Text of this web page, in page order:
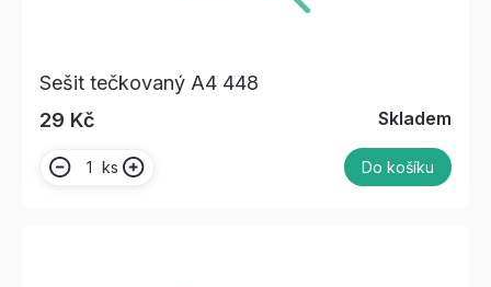
Sešit tečkovaný A4 448
29 Kč
Skladem
ks Do košíku